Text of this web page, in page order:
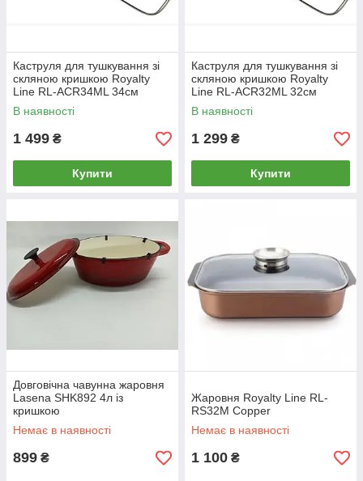
через корзину і ми зв'яжемося з вами для уточнення деталей.
Каструля для тушкування зі
скляною кришкою Royalty
Line RL-ACR34ML 34см
В наявності
1 499 ₴
Купити
Каструля для тушкування зі
скляною кришкою Royalty
Line RL-ACR32ML 32см
В наявності
1 299 ₴
Купити
Довговічна чавунна жаровня
Lasena SHK892 4л із
кришкою
Немає в наявності
899 ₴
Жаровня Royalty Line RL-
RS32M Copper
Немає в наявності
1 100 ₴